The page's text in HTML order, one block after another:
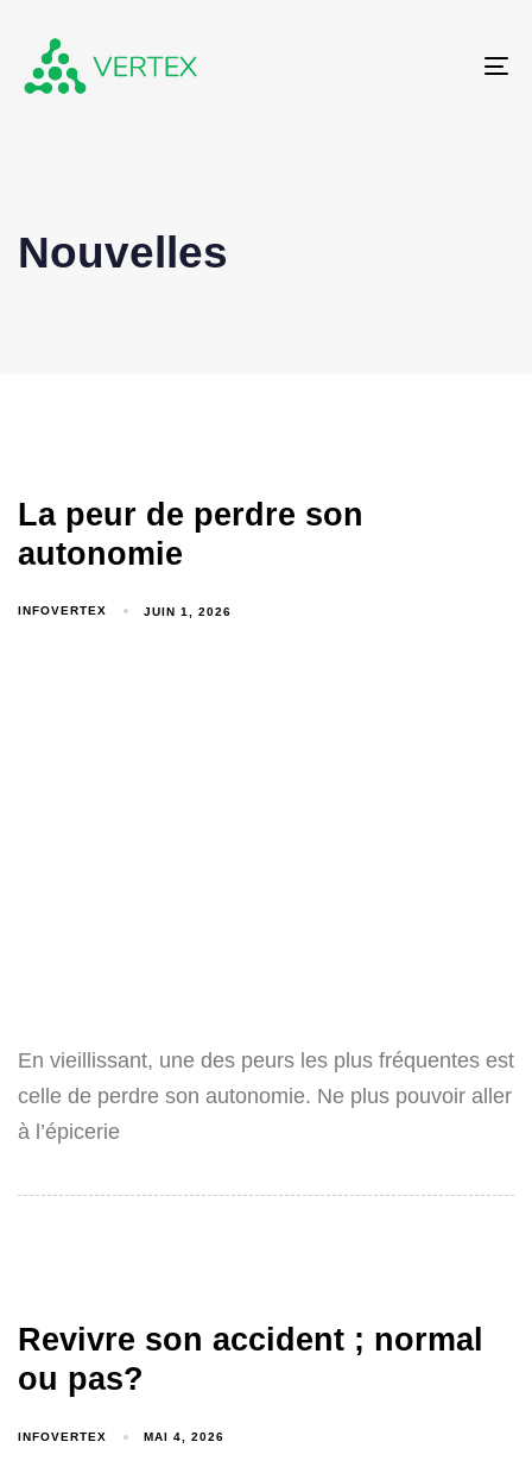
Nouvelles
La peur de perdre son
autonomie
INFOVERTEX JUIN 1, 2026
En vieillissant, une des peurs les plus fréquentes est
celle de perdre son autonomie. Ne plus pouvoir aller
à l’épicerie
Revivre son accident ; normal
ou pas?
INFOVERTEX MAI 4, 2026